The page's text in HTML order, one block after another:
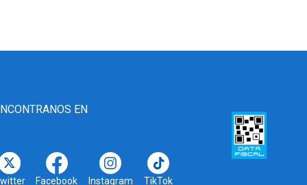
EN
Facebook Instagram TikTok